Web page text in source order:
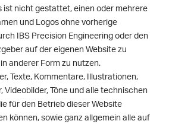
ist nicht gestattet, einen oder mehrere
und Logos ohne vorherige
IBS Precision Engineering oder den
auf der eigenen Website zu
anderer Form zu nutzen.
Texte, Kommentare, Illustrationen,
Videobilder, Töne und alle technischen
für den Betrieb dieser Website
können, sowie ganz allgemein alle auf